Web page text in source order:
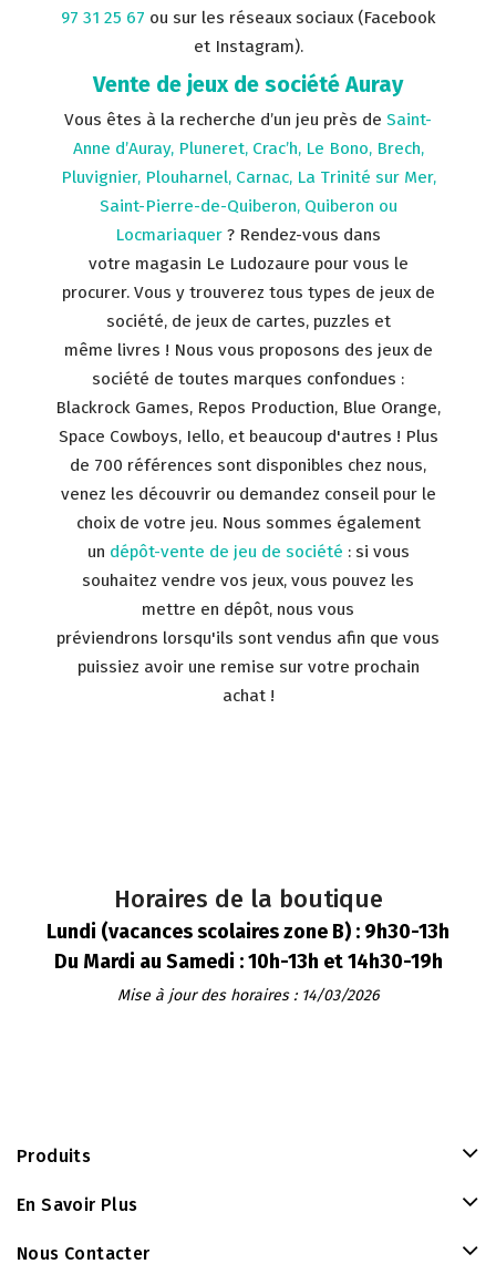
97 31 25 67 ou sur les réseaux sociaux (Facebook
et Instagram).
Vente de jeux de société Auray
Vous êtes à la recherche d’un jeu près de Saint-
Anne d’Auray, Pluneret, Crac’h, Le Bono, Brech,
Pluvignier, Plouharnel, Carnac, La Trinité sur Mer,
Saint-Pierre-de-Quiberon, Quiberon ou
Locmariaquer ? Rendez-vous dans
votre magasin Le Ludozaure pour vous le
procurer. Vous y trouverez tous types de jeux de
société, de jeux de cartes, puzzles et
même livres ! Nous vous proposons des jeux de
société de toutes marques confondues :
Blackrock Games, Repos Production, Blue Orange,
Space Cowboys, Iello, et beaucoup d'autres ! Plus
de 700 références sont disponibles chez nous,
venez les découvrir ou demandez conseil pour le
choix de votre jeu. Nous sommes également
un dépôt-vente de jeu de société : si vous
souhaitez vendre vos jeux, vous pouvez les
mettre en dépôt, nous vous
préviendrons lorsqu'ils sont vendus afin que vous
puissiez avoir une remise sur votre prochain
achat !
Horaires de la boutique
Lundi (vacances scolaires zone B) : 9h30-13h
Du Mardi au Samedi : 10h-13h et 14h30-19h
Mise à jour des horaires : 14/03/2026
Produits
En Savoir Plus
Nous Contacter